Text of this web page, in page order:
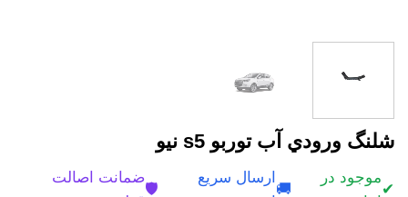
شلنگ ورودي آب توربو s5 نیو
✔
موجود در
🚚
ارسال سریع
🛡️
ضمانت اصالت